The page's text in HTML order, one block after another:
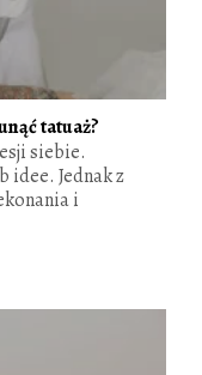
tatuaż?
siebie.
idee. Jednak z
i